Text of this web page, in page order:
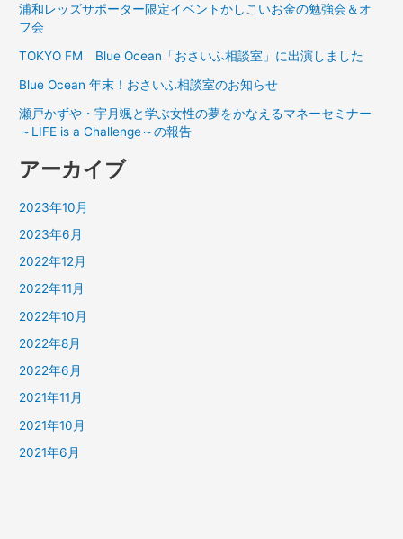
浦和レッズサポーター限定イベントかしこいお金の勉強会＆オ
フ会
TOKYO FM Blue Ocean「おさいふ相談室」に出演しました
Blue Ocean 年末！おさいふ相談室のお知らせ
瀬戸かずや・宇月颯と学ぶ女性の夢をかなえるマネーセミナー
～LIFE is a Challenge～の報告
アーカイブ
2023年10月
2023年6月
2022年12月
2022年11月
2022年10月
2022年8月
2022年6月
2021年11月
2021年10月
2021年6月